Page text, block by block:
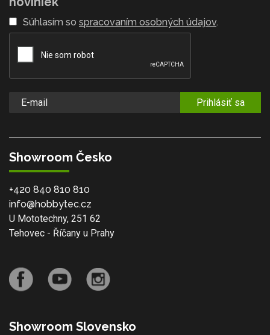
Súhlasím so spracovaním osobných údajov.
Prihlásiť sa
Showroom Česko
+420 840 810 810
info@hobbytec.cz
U Mototechny, 251 62
Tehovec - Říčany u Prahy
Showroom Slovensko